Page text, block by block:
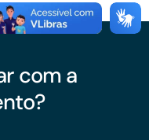
com a